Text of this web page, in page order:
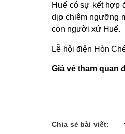
Huế có sự kết hợp
dịp chiêm ngưỡng
con người xứ Huế.
Lễ hội điện Hòn
Giá vé tham quan
Chia sẻ bài viết: